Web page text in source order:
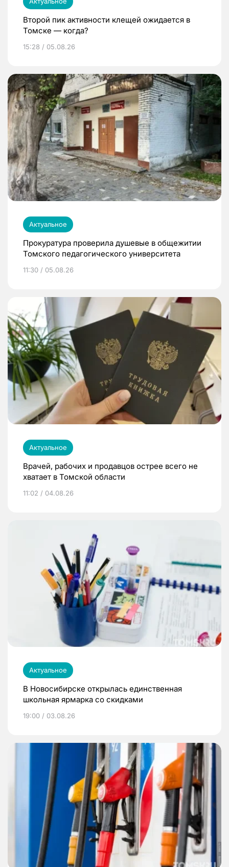
Второй пик активности клещей ожидается в
Томске — когда?
15:28 / 05.08.26
Актуальное
Прокуратура проверила душевые в общежитии
Томского педагогического университета
11:30 / 05.08.26
Актуальное
Врачей, рабочих и продавцов острее всего не
хватает в Томской области
11:02 / 04.08.26
Актуальное
В Новосибирске открылась единственная
школьная ярмарка со скидками
19:00 / 03.08.26